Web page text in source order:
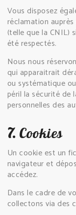
Vous disposez
réclamation
(telle que la CNIL)
été respectés.
Nous nous
qui apparaitrait
ou systématique
péril la sécurité de
personnelles des
7. Cookies
Un cookie est un
navigateur et
accédez.
Dans le cadre de
collectons via des